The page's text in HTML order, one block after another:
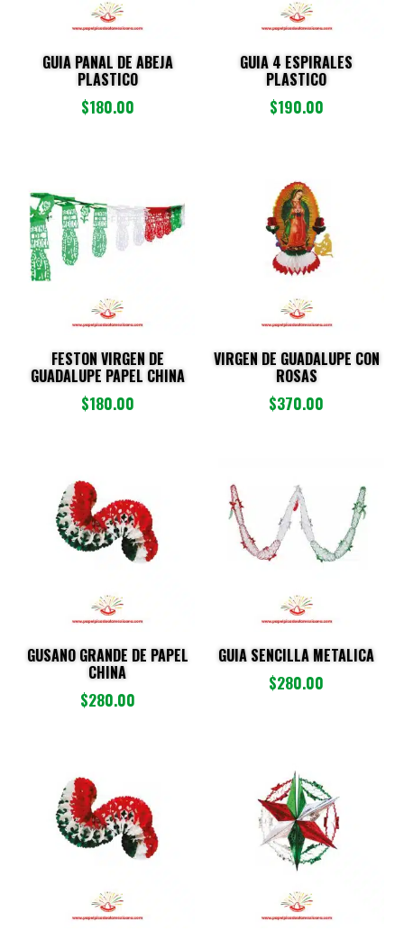
GUIA PANAL DE ABEJA
PLASTICO
$180.00
GUIA 4 ESPIRALES
PLASTICO
$190.00
FESTON VIRGEN DE
GUADALUPE PAPEL CHINA
$180.00
VIRGEN DE GUADALUPE CON
ROSAS
$370.00
GUSANO GRANDE DE PAPEL
CHINA
$280.00
GUIA SENCILLA METALICA
$280.00